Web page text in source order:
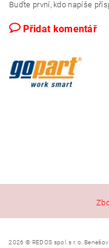
Buďte první, kdo napíše
Přidat komentář
2026 © REDOS spol. s r. o.